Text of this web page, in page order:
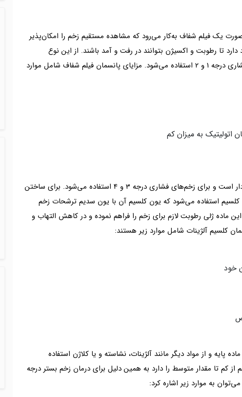
یک فیلم شفاف به‌کار می‌رود که مشاهده مستقیم زخم را امکان‌پذیر
تا رطوبت و اکسیژن بتوانند در رفت و آمد باشند. از این نوع
پانسمان در اندازه‌های مختلف برای زخم‌های فشاری درجه 1 و 2 استفاده می‌شود. مزایای پانسمان فیلم شفاف شامل موارد
به میزان کم
این پانسمان از قدرت جذب بسیار بالایی برخوردار است و برای زخم‌های فشاری درجه 3 و 4 استفاده می‌شود. برای ساختن
کلسیم استفاده می‌شود که یون کلسیم آن با یون سدیم ترشحات زخم
ماده ژلی رطوبت لازم برای زخم را فراهم نموده و در کاهش التهاب و
کلسیم آلژینات شامل موارد زیر هستند:
پایه و از مواد دیگر مانند آلژینات، نشاسته و یا کلاژن استفاده
کم تا مقدار متوسط را دارد به همین دلیل برای درمان زخم بستر درجه